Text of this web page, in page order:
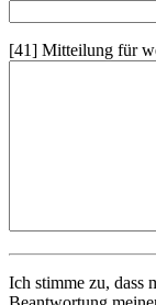
[41] Mitteilung für
Ich stimme zu, dass